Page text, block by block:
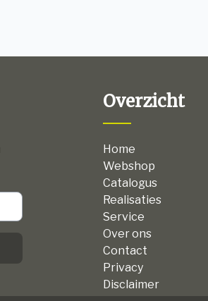
Overzicht
Home
Webshop
Catalogus
Realisaties
Service
Over ons
Contact
Privacy
Disclaimer